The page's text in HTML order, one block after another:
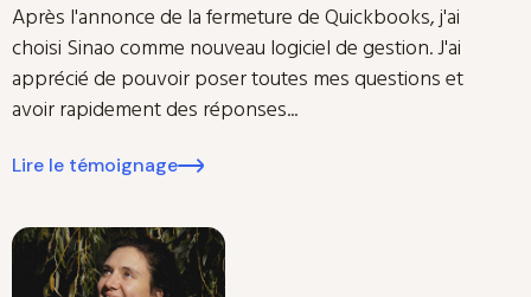
Après l'annonce de la fermeture de Quickbooks, j'ai
choisi Sinao comme nouveau logiciel de gestion. J'ai
apprécié de pouvoir poser toutes mes questions et
avoir rapidement des réponses...
Lire le témoignage